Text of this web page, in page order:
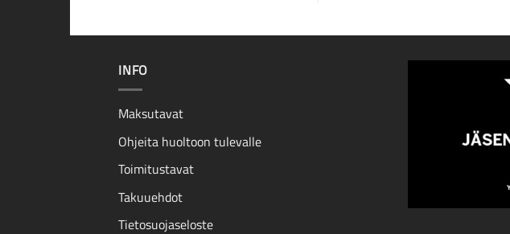
INFO
Maksutavat
Ohjeita huoltoon tulevalle
Toimitustavat
Takuuehdot
Tietosuojaseloste